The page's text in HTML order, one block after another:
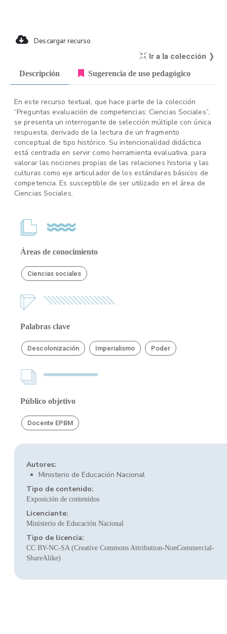
Descargar recurso
Ir a la colección ❭
Descripción Sugerencia de uso pedagógico
En este recurso textual, que hace parte de la colección
“Preguntas evaluación de competencias: Ciencias Sociales”,
se presenta un interrogante de selección múltiple con única
respuesta, derivado de la lectura de un fragmento
conceptual de tipo histórico. Su intencionalidad didáctica
está centrada en servir como herramienta evaluativa, para
valorar las nociones propias de las relaciones historia y las
culturas como eje articulador de los estándares básicos de
competencia. Es susceptible de ser utilizado en el área de
Ciencias Sociales.
Áreas de conocimiento
Ciencias sociales
Palabras clave
Descolonización Imperialismo Poder
Público objetivo
Docente EPBM
Autores:
Ministerio de Educación Nacional
Tipo de contenido:
Exposición de contenidos
Licenciante:
Ministerio de Educación Nacional
Tipo de licencia:
CC BY-NC-SA (Creative Commons Attribution-NonCommercial-
ShareAlike)